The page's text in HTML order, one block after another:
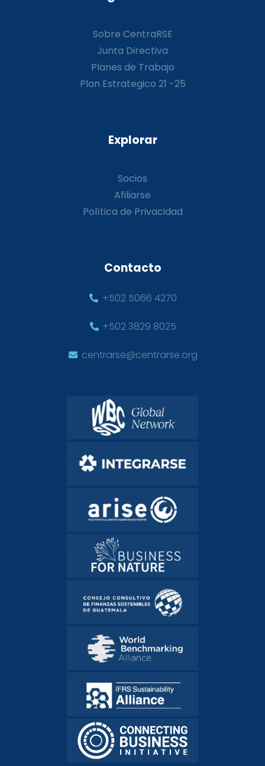
Sobre CentraRSE
Junta Directiva
Planes de Trabajo
Plan Estrategico 21 -25
Explorar
Socios
Afiliarse
Política de Privacidad
Contacto
+502 5066 4270
+502 3829 8025
centrarse@centrarse.org